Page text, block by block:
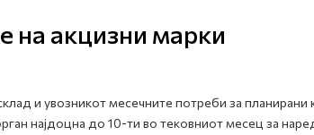
на акцизни марки
и увозникот месечните потреби за планирани
најдоцна до 10-ти во тековниот месец за